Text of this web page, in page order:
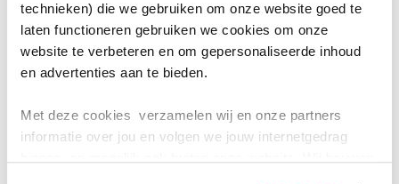
technieken) die we gebruiken om onze website goed te
laten functioneren gebruiken we cookies om onze
website te verbeteren en om gepersonaliseerde inhoud
en advertenties aan te bieden.
Met deze cookies verzamelen wij en onze partners
informatie over jou en volgen we jouw internetgedrag
Video's
BIJDRAGEN MET JOUW VERHAAL
Wil jij met jouw verhaal bijdragen aan de ontwikkeling
van succesvolle wijknetwerken? Neem dan contact op